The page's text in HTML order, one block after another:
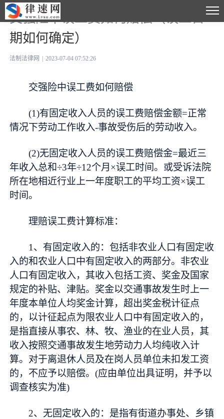
交强险中误工费如何赔偿（误工日
期如何确定）
法制法律网 2023-07-04 07:52:26
交强险中误工费如何赔偿
(1)有固定收入人员的误工费赔偿金额=正常
情况下劳动工作收入-事故受伤后的劳动收入。
(2)无固定收入人员的误工费赔偿金=最近三
年收入总和÷3年÷12个月×误工时间。或受诉法院
所在地相近行业上一年度职工的平均工资×误工
时间。
理赔误工费计算标准：
1、有固定收入的：包括非农业人口有固定收
入的和农业人口中有固定收入的两部分。非农业
人口有固定收入，其收入包括工资、奖金及国家
规定的补贴、津贴。奖金以交通事故发生时上一
年度本单位人均奖金计算，超出奖金税计征点
的，以计征起点为限农业人口中有固定收入的，
是指直接从事农、林、牧、渔业的在业人员，其
收入按照交通事故发生地劳动力人均纯收入计
算。对于离退休人员及在岗人员单位未扣发工资
的，不应予以赔偿。(应由单位出具证明，并予以
调查核实为准)
2、无固定收入的：是指有街道办事处、乡镇